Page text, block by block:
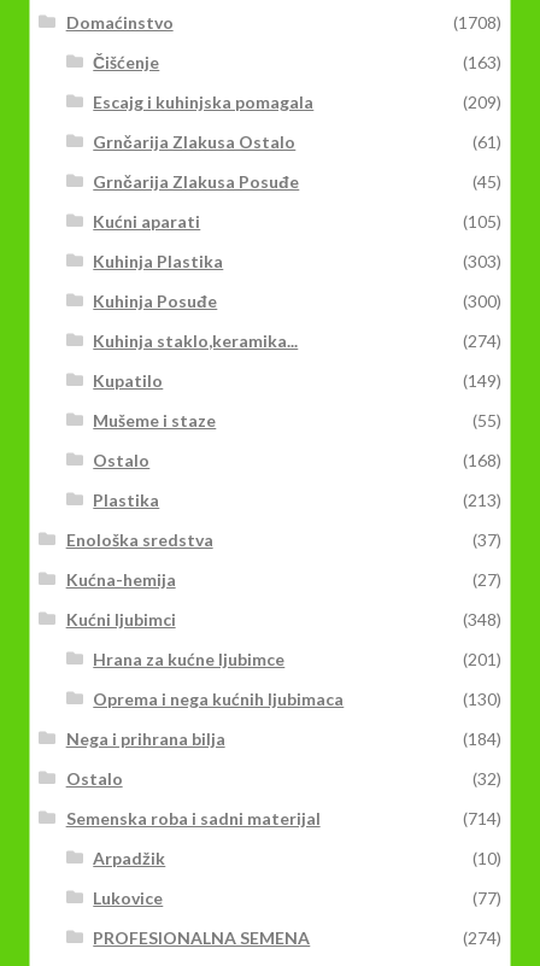
Domaćinstvo
(1708)
Čišćenje
(163)
Escajg i kuhinjska pomagala
(209)
Grnčarija Zlakusa Ostalo
(61)
Grnčarija Zlakusa Posuđe
(45)
Kućni aparati
(105)
Kuhinja Plastika
(303)
Kuhinja Posuđe
(300)
Kuhinja staklo,keramika...
(274)
Kupatilo
(149)
Mušeme i staze
(55)
Ostalo
(168)
Plastika
(213)
Enološka sredstva
(37)
Kućna-hemija
(27)
Kućni ljubimci
(348)
Hrana za kućne ljubimce
(201)
Oprema i nega kućnih ljubimaca
(130)
Nega i prihrana bilja
(184)
Ostalo
(32)
Semenska roba i sadni materijal
(714)
Arpadžik
(10)
Lukovice
(77)
PROFESIONALNA SEMENA
(274)